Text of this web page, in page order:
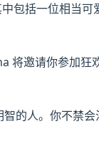
括一位相当
将邀请你参加
的人。你不禁